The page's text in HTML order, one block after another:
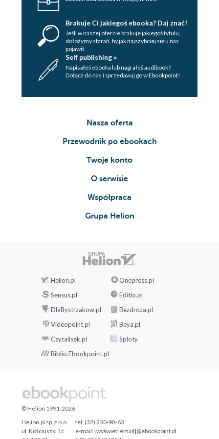
Brakuje Ci jakiegoś ebooka? Daj znać!
Jeśli w naszej ofercie brakuje jakiegoś tytulu,
dołożymy starań, by jak najszybciej się u nas
pojawił.
Self publishing »
Napisałeś ebooka lub nagrałeś audibook?
Dołącz do nas i sprzedawaj go w Ebookpoint!
Nasza oferta
Przewodnik po ebookach
Twoje konto
O serwisie
Współpraca
Grupa Helion
Helion.pl
Onepress.pl
Sensus.pl
Editio.pl
DlaBystrzakow.pl
Bezdroza.pl
Videopoint.pl
Beya.pl
Czytalisek.pl
Sploty
Biblio.Ebookpoint.pl
© Helion 1991-2026
Helion.pl sp. z o.o.
ul. Kościuszki 1c
tel. (32) 230-98-63
e-mail:[wyświetl email]@ebookpoint.pl